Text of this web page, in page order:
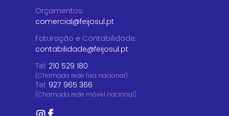
Orçamentos:
comercial@feijosul.pt
Faturação e Contabilidade:
contabilidade@feijosul.pt
Tel: 210 529 180
(Chamada rede fixa nacional)
Tel: 927 965 366
(Chamada rede móvel nacional)